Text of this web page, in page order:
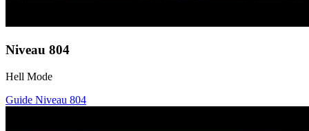
Niveau 804
Hell Mode
Guide Niveau 804